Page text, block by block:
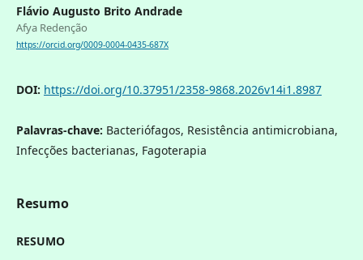
Flávio Augusto Brito Andrade
Afya Redenção
https://orcid.org/0009-0004-0435-687X
DOI: https://doi.org/10.37951/2358-9868.2026v14i1.8987
Palavras-chave: Bacteriófagos, Resistência antimicrobiana,
Infecções bacterianas, Fagoterapia
Resumo
RESUMO